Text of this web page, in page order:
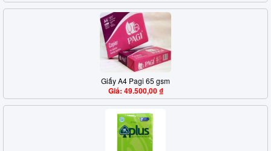
Giấy A4 Pagi 65 gsm
Giá: 49.500,00 ₫